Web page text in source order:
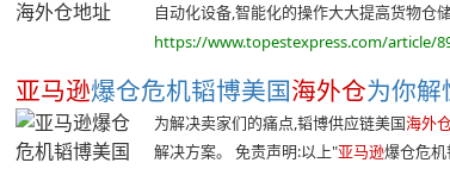
自动化设备,智能化的操作大大提高货物仓
https://www.topestexpress.com/article/
亚马逊爆仓危机韬博美国海外仓为你解
为解决卖家们的痛点,韬博供应链美国海外
解决方案。 免责声明:以上"亚马逊爆仓危